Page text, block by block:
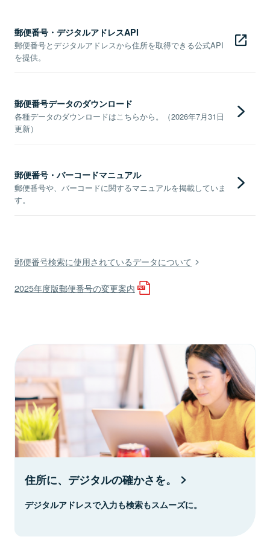
郵便番号・デジタルアドレスAPI
郵便番号とデジタルアドレスから住所を取得できる公式API
を提供。
郵便番号データのダウンロード
各種データのダウンロードはこちらから。（2026年7月31日
更新）
郵便番号・バーコードマニュアル
郵便番号や、バーコードに関するマニュアルを掲載していま
す。
郵便番号検索に使用されているデータについて
2025年度版郵便番号の変更案内
住所に、デジタルの確かさを。
デジタルアドレスで入力も検索もスムーズに。